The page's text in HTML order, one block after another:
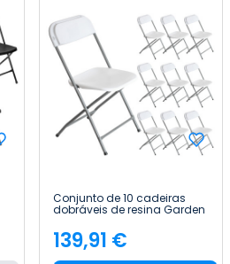
Conjunto de 10 cadeiras
dobráveis de resina Garden
Preço
139,91 €